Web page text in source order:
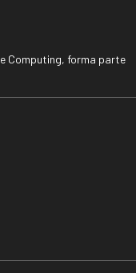
Computing, forma parte